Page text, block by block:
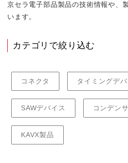
京セラ電子部品製品の技術情報や、
います。
カテゴリで絞り込む
コネクタ タイミングデ
SAWデバイス コンデン
KAVX製品